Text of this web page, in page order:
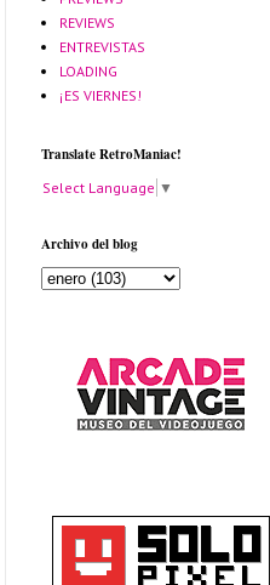
REVIEWS
ENTREVISTAS
LOADING
¡ES VIERNES!
Translate RetroManiac!
Select Language ▼
Archivo del blog